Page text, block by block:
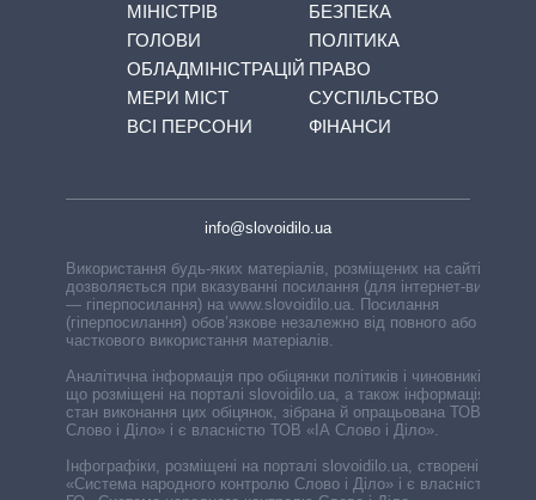
МІНІСТРІВ
ГОЛОВИ
ОБЛАДМІНІСТРАЦІЙ
МЕРИ МІСТ
ВСІ ПЕРСОНИ
БЕЗПЕКА
ПОЛІТИКА
ПРАВО
СУСПІЛЬСТВО
ФІНАНСИ
info@slovoidilo.ua
Використання будь-яких матеріалів, розміщених на сайті,
дозволяється при вказуванні посилання (для інтернет-видань
— гіперпосилання) на www.slovoidilo.ua. Посилання
(гіперпосилання) обов’язкове незалежно від повного або
часткового використання матеріалів.
Аналітична інформація про обіцянки політиків і чиновників,
що розміщені на порталі slovoidilo.ua, а також інформація про
стан виконання цих обіцянок, зібрана й опрацьована ТОВ «ІА
Слово і Діло» і є власністю ТОВ «ІА Слово і Діло».
Інфографіки, розміщені на порталі slovoidilo.ua, створені ГО
«Система народного контролю Слово і Діло» і є власністю